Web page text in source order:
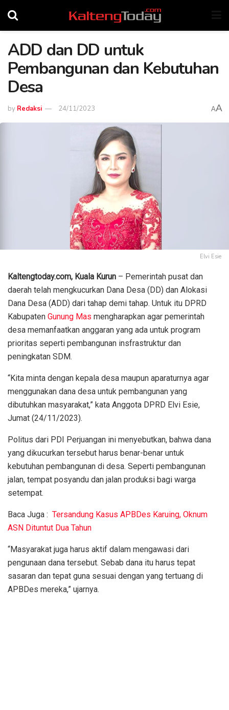
ADD dan DD untuk
Pembangunan dan Kebutuhan
Desa
by Redaksi 24/11/2023 AA
Elvi Esie
Kaltengtoday.com, Kuala Kurun – Pemerintah pusat dan
daerah telah mengkucurkan Dana Desa (DD) dan Alokasi
Dana Desa (ADD) dari tahap demi tahap. Untuk itu DPRD
Kabupaten Gunung Mas mengharapkan agar pemerintah
desa memanfaatkan anggaran yang ada untuk program
prioritas seperti pembangunan insfrastruktur dan
peningkatan SDM.
“Kita minta dengan kepala desa maupun aparaturnya agar
menggunakan dana desa untuk pembangunan yang
dibutuhkan masyarakat,” kata Anggota DPRD Elvi Esie,
Jumat (24/11/2023).
Politus dari PDI Perjuangan ini menyebutkan, bahwa dana
yang dikucurkan tersebut harus benar-benar untuk
kebutuhan pembangunan di desa. Seperti pembangunan
jalan, tempat posyandu dan jalan produksi bagi warga
setempat.
Baca Juga : Tersandung Kasus APBDes Karuing, Oknum
ASN Dituntut Dua Tahun
“Masyarakat juga harus aktif dalam mengawasi dari
pengunaan dana tersebut. Sebab dana itu harus tepat
sasaran dan tepat guna sesuai dengan yang tertuang di
APBDes mereka,” ujarnya.